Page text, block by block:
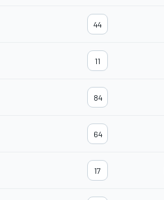
44
11
84
64
17